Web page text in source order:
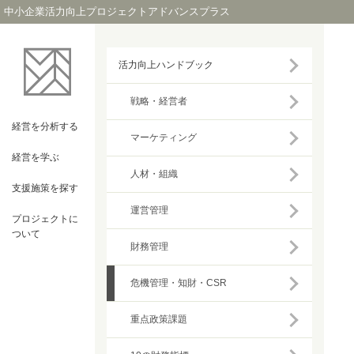
中小企業活力向上プロジェクトアドバンスプラス
経営を分析する
経営を学ぶ
支援施策を探す
プロジェクト に
ついて
活力向上ハンドブック
戦略・経営者
マーケティング
人材・組織
運営管理
財務管理
危機管理・知財・CSR
重点政策課題